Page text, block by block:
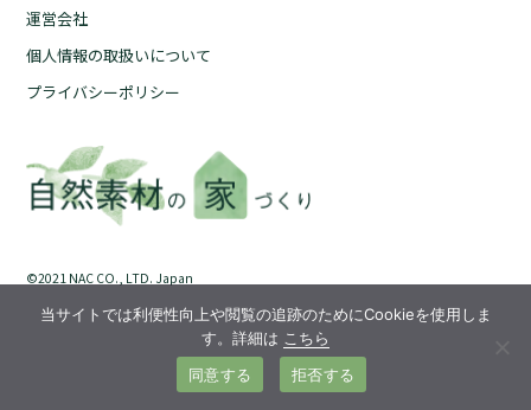
運営会社
個人情報の取扱いについて
プライバシーポリシー
運営会社
個人情報の取扱いについて
プライバシーポリシー
©︎2021 NAC CO., LTD. Japan
当サイトでは利便性向上や閲覧の追跡のためにCookieを使用しま
す。詳細は こちら
同意する
拒否する